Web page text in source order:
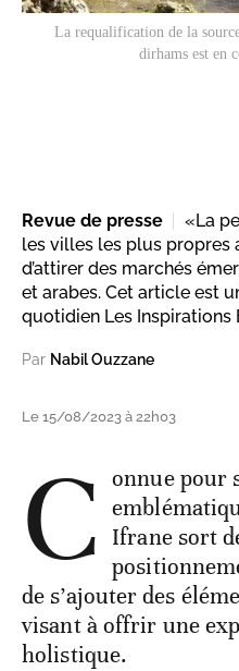
La requalification de la
dirhams est en
Revue de presse
«La
les villes les plus propres
d’attirer des marchés
et arabes. Cet article est
quotidien Les Inspirations
Par Nabil Ouzzane
Le 15/08/2023 à 22h03
C onnue pour
Ifrane sort
de s’ajouter des
visant à offrir une
holistique.